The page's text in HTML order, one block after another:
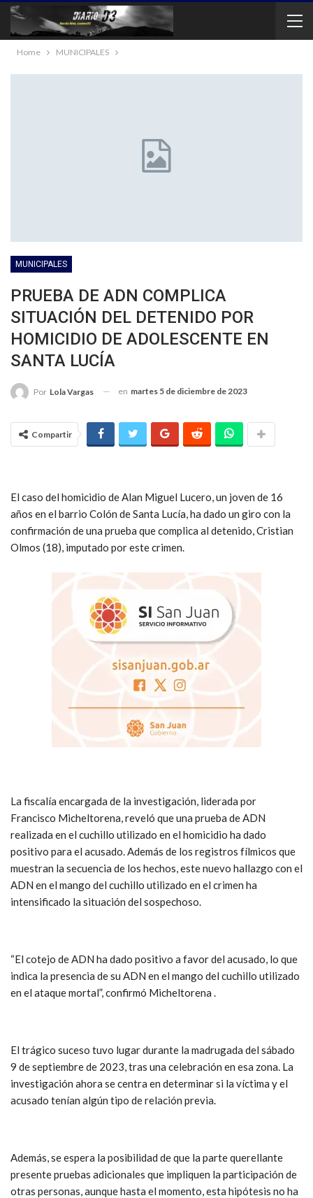
Home MUNICIPALES
MUNICIPALES
PRUEBA DE ADN COMPLICA
SITUACIÓN DEL DETENIDO POR
HOMICIDIO DE ADOLESCENTE EN
SANTA LUCÍA
Por Lola Vargas en martes 5 de diciembre de 2023
Compartir
El caso del homicidio de Alan Miguel Lucero, un joven de 16
años en el barrio Colón de Santa Lucía, ha dado un giro con la
confirmación de una prueba que complica al detenido, Cristian
Olmos (18), imputado por este crimen.
La fiscalía encargada de la investigación, liderada por
Francisco Micheltorena, reveló que una prueba de ADN
realizada en el cuchillo utilizado en el homicidio ha dado
positivo para el acusado. Además de los registros fílmicos que
muestran la secuencia de los hechos, este nuevo hallazgo con el
ADN en el mango del cuchillo utilizado en el crimen ha
intensificado la situación del sospechoso.
“El cotejo de ADN ha dado positivo a favor del acusado, lo que
indica la presencia de su ADN en el mango del cuchillo utilizado
en el ataque mortal”, confirmó Micheltorena .
El trágico suceso tuvo lugar durante la madrugada del sábado
9 de septiembre de 2023, tras una celebración en esa zona. La
investigación ahora se centra en determinar si la víctima y el
acusado tenían algún tipo de relación previa.
Además, se espera la posibilidad de que la parte querellante
presente pruebas adicionales que impliquen la participación de
otras personas, aunque hasta el momento, esta hipótesis no ha